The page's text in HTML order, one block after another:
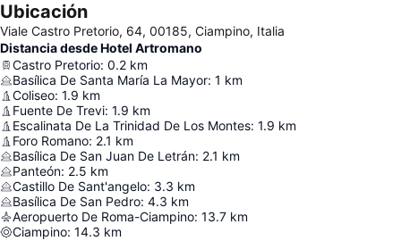
Ubicación
Viale Castro Pretorio, 64, 00185, Ciampino, Italia
Distancia desde Hotel Artromano
Castro Pretorio: 0.2 km
Basílica De Santa María La Mayor: 1 km
Coliseo: 1.9 km
Fuente De Trevi: 1.9 km
Escalinata De La Trinidad De Los Montes: 1.9 km
Foro Romano: 2.1 km
Basílica De San Juan De Letrán: 2.1 km
Panteón: 2.5 km
Castillo De Sant'angelo: 3.3 km
Basílica De San Pedro: 4.3 km
Aeropuerto De Roma-Ciampino: 13.7 km
Ciampino: 14.3 km